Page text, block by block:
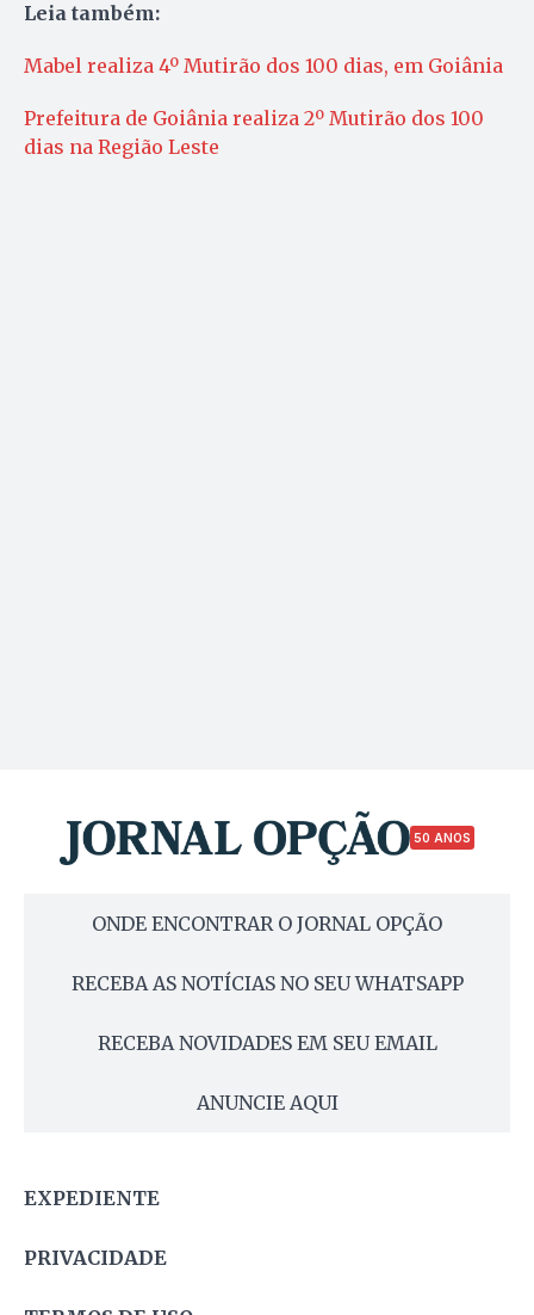
Leia também:
Mabel realiza 4º Mutirão dos 100 dias, em Goiânia
Prefeitura de Goiânia realiza 2º Mutirão dos 100
dias na Região Leste
50 ANOS
ONDE ENCONTRAR O JORNAL OPÇÃO
RECEBA AS NOTÍCIAS NO SEU WHATSAPP
RECEBA NOVIDADES EM SEU EMAIL
ANUNCIE AQUI
EXPEDIENTE
PRIVACIDADE